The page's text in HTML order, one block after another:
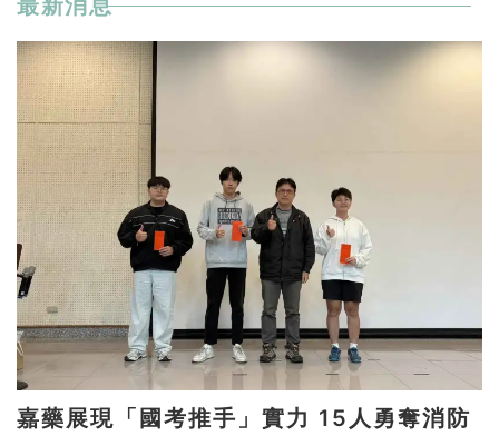
最新消息
嘉藥展現「國考推手」實力 15人勇奪消防